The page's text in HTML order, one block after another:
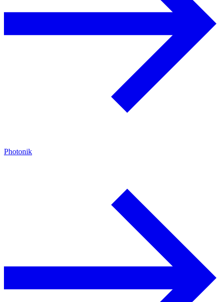
Photonik